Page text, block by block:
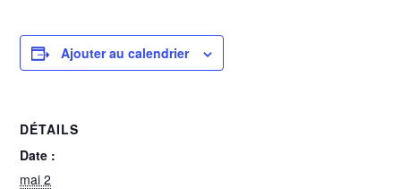
Ajouter au calendrier
DÉTAILS
Date :
mai 2